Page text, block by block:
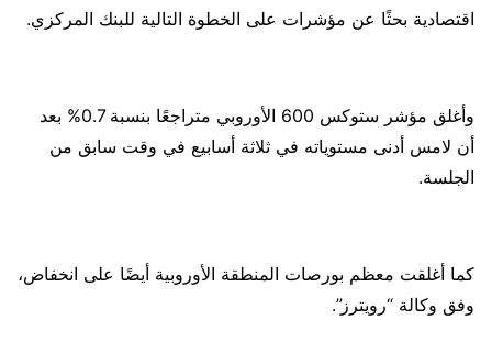
اقتصادية بحثًا عن مؤشرات على الخطوة التالية للبنك المركزي.
وأغلق مؤشر ستوكس 600 الأوروبي متراجعًا بنسبة 0.7% بعد
أن لامس أدنى مستوياته في ثلاثة أسابيع في وقت سابق من
الجلسة.
كما أغلقت معظم بورصات المنطقة الأوروبية أيضًا على انخفاض،
وفق وكالة “رويترز”.